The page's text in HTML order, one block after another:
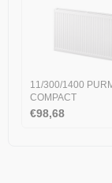
11/300/1400
COMPACT
€98,68